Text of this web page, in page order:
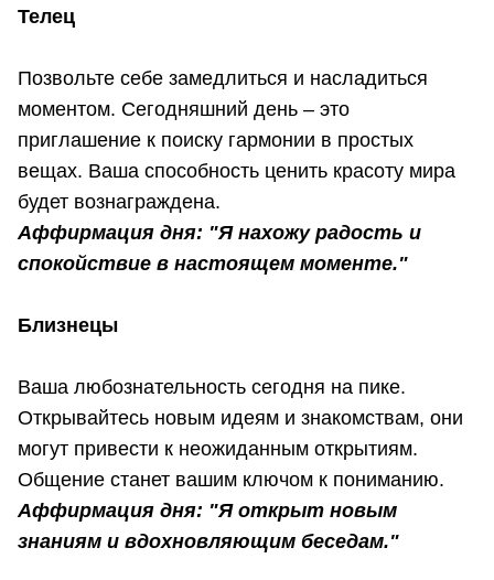
Телец
Позвольте себе замедлиться и насладиться
моментом. Сегодняшний день – это
приглашение к поиску гармонии в простых
вещах. Ваша способность ценить красоту мира
будет вознаграждена.
Аффирмация дня: "Я нахожу радость и
спокойствие в настоящем моменте."
Близнецы
Ваша любознательность сегодня на пике.
Открывайтесь новым идеям и знакомствам, они
могут привести к неожиданным открытиям.
Общение станет вашим ключом к пониманию.
Аффирмация дня: "Я открыт новым
знаниям и вдохновляющим беседам."